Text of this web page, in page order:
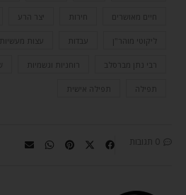
חיים מאושרים חירות יצר הרע
ליקוטי מוהר"ן עבדות עצות מעשיות
רבי נתן מברסלב רוחניות וגשמיות
תפילה תפילה אישית
0 תגובות